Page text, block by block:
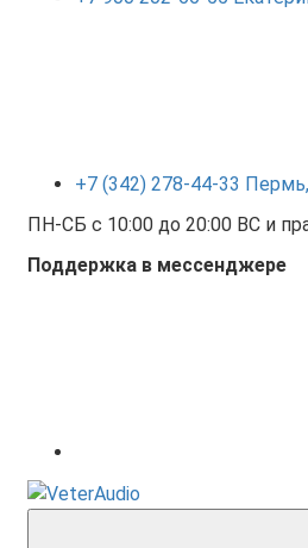
+7 (342) 278-44-33
ПН-СБ с 10:00 до 20:00 ВС и
Поддержка в мессенджере